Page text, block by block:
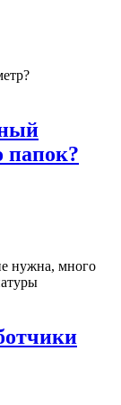
папок?
нужна, много